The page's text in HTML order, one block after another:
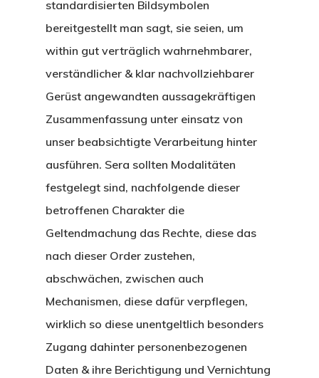
standardisierten Bildsymbolen
bereitgestellt man sagt, sie seien, um
within gut verträglich wahrnehmbarer,
verständlicher & klar nachvollziehbarer
Gerüst angewandten aussagekräftigen
Zusammenfassung unter einsatz von
unser beabsichtigte Verarbeitung hinter
ausführen. Sera sollten Modalitäten
festgelegt sind, nachfolgende dieser
betroffenen Charakter die
Geltendmachung das Rechte, diese das
nach dieser Order zustehen,
abschwächen, zwischen auch
Mechanismen, diese dafür verpflegen,
wirklich so diese unentgeltlich besonders
Zugang dahinter personenbezogenen
Daten & ihre Berichtigung und Vernichtung